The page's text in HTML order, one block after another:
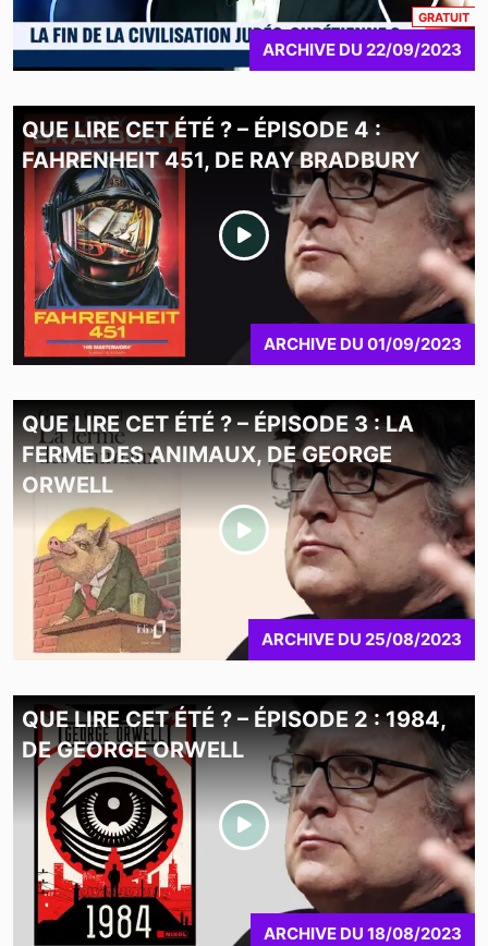
GRATUIT
ARCHIVE DU 22/09/2023
QUE LIRE CET ÉTÉ ? – ÉPISODE 4 :
FAHRENHEIT 451, DE RAY BRADBURY
ARCHIVE DU 01/09/2023
QUE LIRE CET ÉTÉ ? – ÉPISODE 3 : LA
FERME DES ANIMAUX, DE GEORGE
ORWELL
ARCHIVE DU 25/08/2023
QUE LIRE CET ÉTÉ ? – ÉPISODE 2 : 1984,
DE GEORGE ORWELL
ARCHIVE DU 18/08/2023